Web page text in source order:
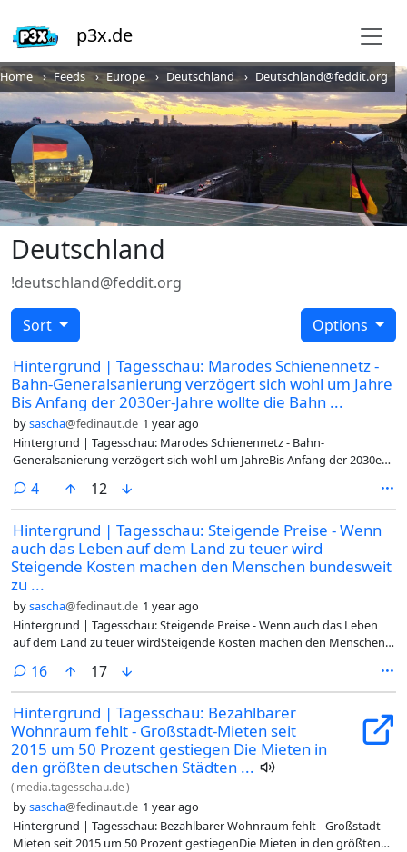
p3x.de
Home Feeds Europe Deutschland Deutschland@feddit.org
Deutschland
!deutschland@feddit.org
Sort Options
Hintergrund | Tagesschau: Marodes Schienennetz -
Bahn-Generalsanierung verzögert sich wohl um Jahre
Bis Anfang der 2030er-Jahre wollte die Bahn ...
bysascha@fedinaut.de 1 year ago
Hintergrund | Tagesschau: Marodes Schienennetz - Bahn-
Generalsanierung verzögert sich wohl um JahreBis Anfang der 2030er-
sanieren. Aus Politik und Verbänden hieß es oft, der Zeitplan sei zu
ambitioniert. Nun könnte die Sanierung deutlich länger dauern.Die
Modernisierung von rund 40 vielbefahrenen Bahnstrecken in
Deutschland könnte deutlich länger dauern als bisher vorgesehen. Die
Deutsche Bahn plant, sämtliche Projekte bis Mitte der 2030er-Jahre
statt wie bisher Anfang des kommenden Jahrzehnts abzuschließen...
(weiter)#Hintergrund #Deutschland #Bahn #DB #Fernreisen #ÖPNV
#Schienennetz #Generalsanierung #Verzögerung #Modernisierung
#Tagesschau #2025-06-18 @deutschland @verkehrswende
4comments
12
Hintergrund | Tagesschau: Steigende Preise - Wenn
auch das Leben auf dem Land zu teuer wird
Steigende Kosten machen den Menschen bundesweit
zu ...
bysascha@fedinaut.de 1 year ago
Hintergrund | Tagesschau: Steigende Preise - Wenn auch das Leben
auf dem Land zu teuer wirdSteigende Kosten machen den Menschen
Leben eigentlich als etwas günstiger gilt. So auch in der Westpfalz.In
der knapp 4.000-Einwohner-Gemeinde Göllheim lässt es sich gut leben:
Blick auf den Donnersberg, Autobahnanschluss, ein historischer
Ortskern, Supermärkte, eine große Sport- und Freizeitanlage,
verschiedene Wanderwege für Groß und Klein, ein Kulturkarree und
ein Geo-Park - das alles gibt es hier... (weiter)#Hintergrund
#Deutschland #Wohnraum #Wohnraumnot #Mietpreisbremmse
#Mieten #Regierung #Versagen #Bauministerium #Inflation
#Tagesschau #2025-06-18 @deutschland
16comments
17
Hintergrund | Tagesschau: Bezahlbarer
Wohnraum fehlt - Großstadt-Mieten seit
2015 um 50 Prozent gestiegen Die Mieten in
den größten deutschen Städten ...
( media.tagesschau.de)
bysascha@fedinaut.de 1 year ago
Hintergrund | Tagesschau: Bezahlbarer Wohnraum fehlt - Großstadt-
Mieten seit 2015 um 50 Prozent gestiegenDie Mieten in den größten